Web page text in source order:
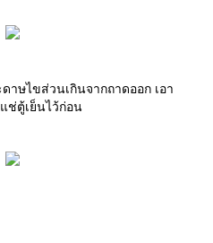
ษไขส่วนเกินจากถาดออก เอา
ช่ตู้เย็นไว้ก่อน